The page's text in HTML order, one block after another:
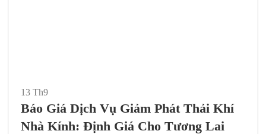
13 Th9
Báo Giá Dịch Vụ Giảm Phát Thải Khí
Nhà Kính: Định Giá Cho Tương Lai